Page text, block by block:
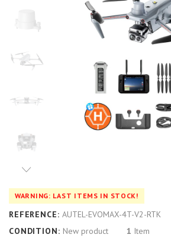
WARNING: LAST ITEMS IN STOCK!
REFERENCE: AUTEL-EVOMAX-4T-V2-RTK
CONDITION: New product 1 Item